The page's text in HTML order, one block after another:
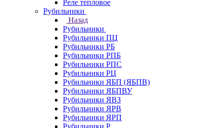
Реле тепловое
Рубильники
Назад
Рубильники
Рубильники ПЦ
Рубильники РБ
Рубильники РПБ
Рубильники РПС
Рубильники РЦ
Рубильники ЯБП (ЯБПВ)
Рубильники ЯБПВУ
Рубильники ЯВЗ
Рубильники ЯРВ
Рубильники ЯРП
Рубильники Р